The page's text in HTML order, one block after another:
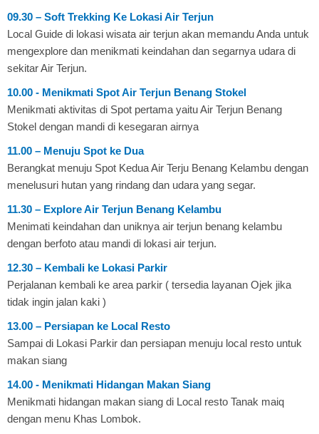
09.30 – Soft Trekking Ke Lokasi Air Terjun
Local Guide di lokasi wisata air terjun akan memandu Anda untuk
mengexplore dan menikmati keindahan dan segarnya udara di
sekitar Air Terjun.
10.00 - Menikmati Spot Air Terjun Benang Stokel
Menikmati aktivitas di Spot pertama yaitu Air Terjun Benang
Stokel dengan mandi di kesegaran airnya
11.00 – Menuju Spot ke Dua
Berangkat menuju Spot Kedua Air Terju Benang Kelambu dengan
menelusuri hutan yang rindang dan udara yang segar.
11.30 – Explore Air Terjun Benang Kelambu
Menimati keindahan dan uniknya air terjun benang kelambu
dengan berfoto atau mandi di lokasi air terjun.
12.30 – Kembali ke Lokasi Parkir
Perjalanan kembali ke area parkir ( tersedia layanan Ojek jika
tidak ingin jalan kaki )
13.00 – Persiapan ke Local Resto
Sampai di Lokasi Parkir dan persiapan menuju local resto untuk
makan siang
14.00 - Menikmati Hidangan Makan Siang
Menikmati hidangan makan siang di Local resto Tanak maiq
dengan menu Khas Lombok.